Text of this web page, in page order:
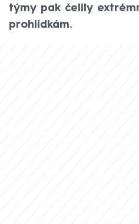
týmy pak čelily
prohlídkám.